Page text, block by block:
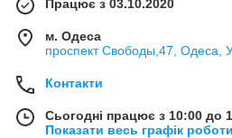
Працює з 03.10.2020
м. Одеса
проспект Свободы,47, Одеса,
Контакти
Сьогодні працює з 10:00 до
Показати весь графік роботи